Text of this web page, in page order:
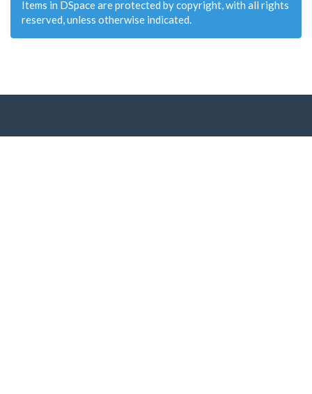
Items in DSpace are protected by copyright, with all rights
reserved, unless otherwise indicated.